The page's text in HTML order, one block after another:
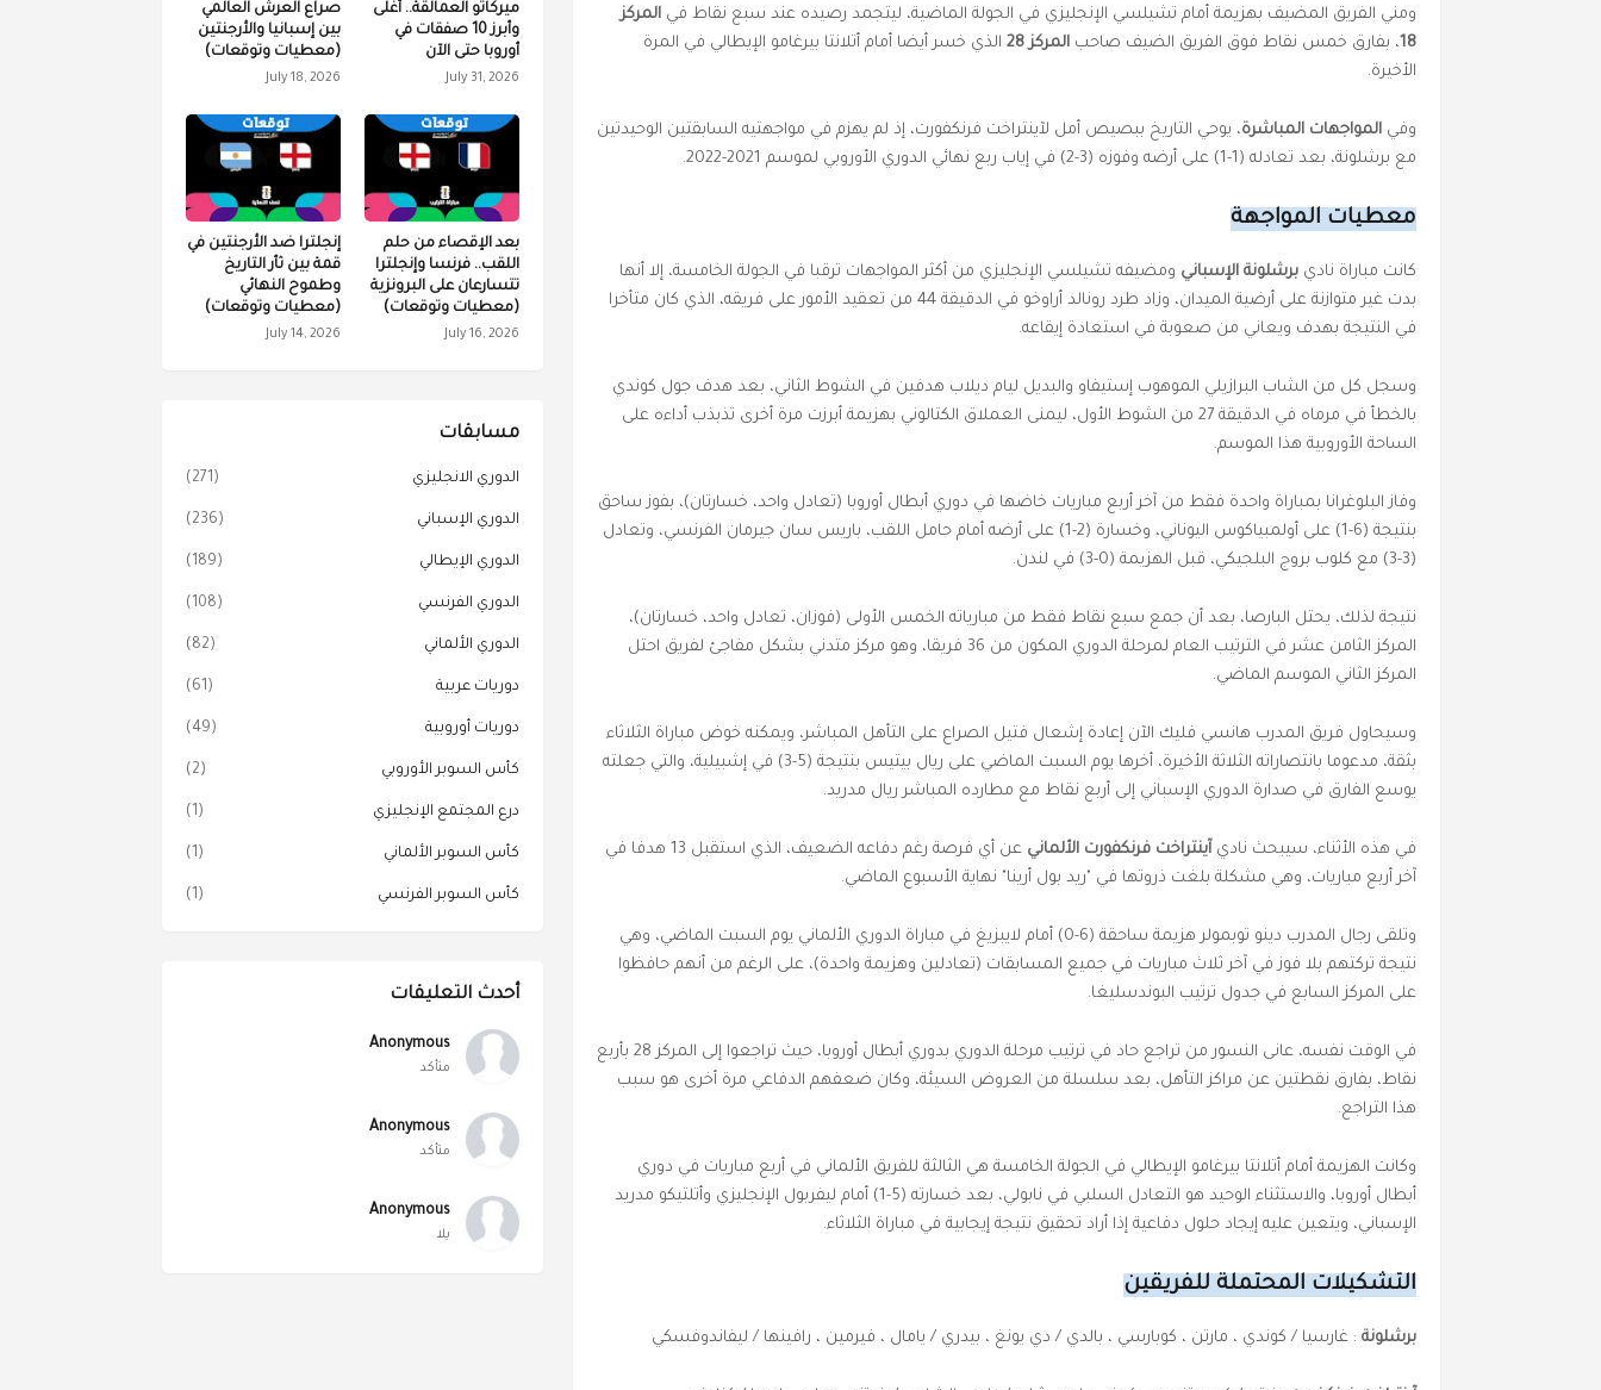
ومني الفريق المضيف بهزيمة أمام تشيلسي الإنجليزي في الجولة الماضية، ليتجمد رصيده عند سبع نقاط فيالمركز
18، بفارق خمس نقاط فوق الفريق الضيف صاحبالمركز 28
الذي خسر أيضا أمام أتلانتا بيرغامو الإيطالي في المرة
الأخيرة.
وفيالمواجهات المباشرة، يوحي التاريخ ببصيص أمل لآينتراخت فرنكفورت، إذ لم يهزم في مواجهتيه السابقتين الوحيدتين
مع برشلونة، بعد تعادله (1-1) على أرضه وفوزه (3-2) في إياب ربع نهائي الدوري الأوروبي لموسم 2021-2022.
معطيات المواجهة
كانت مباراة ناديبرشلونة الإسباني ومضيفه تشيلسي الإنجليزي من أكثر المواجهات ترقبا في الجولة الخامسة، إلا أنها
بدت غير متوازنة على أرضية الميدان، وزاد طرد رونالد أراوخو في الدقيقة 44 من تعقيد الأمور على فريقه، الذي كان متأخرا
في النتيجة بهدف ويعاني من صعوبة في استعادة إيقاعه.
وسجل كل من الشاب البرازيلي الموهوب إستيفاو والبديل ليام ديلاب هدفين في الشوط الثاني، بعد هدف جول كوندي
بالخطأ في مرماه في الدقيقة 27 من الشوط الأول، ليمنى العملاق الكتالوني بهزيمة أبرزت مرة أخرى تذبذب أداءه على
الساحة الأوروبية هذا الموسم.
وفاز البلوغرانا بمباراة واحدة فقط من آخر أربع مباريات خاضها في دوري أبطال أوروبا (تعادل واحد، خسارتان)، بفوز ساحق
بنتيجة (6-1) على أولمبياكوس اليوناني، وخسارة (2-1) على أرضه أمام حامل اللقب، باريس سان جيرمان الفرنسي، وتعادل
(3-3) مع كلوب بروج البلجيكي، قبل الهزيمة (0-3) في لندن.
نتيجة لذلك، يحتل البارصا، بعد أن جمع سبع نقاط فقط من مبارياته الخمس الأولى (فوزان، تعادل واحد، خسارتان)،
المركز الثامن عشر في الترتيب العام لمرحلة الدوري المكون من 36 فريقا، وهو مركز متدني بشكل مفاجئ لفريق احتل
المركز الثاني الموسم الماضي.
وسيحاول فريق المدرب هانسي فليك الآن إعادة إشعال فتيل الصراع على التأهل المباشر، ويمكنه خوض مباراة الثلاثاء
بثقة، مدعوما بانتصاراته الثلاثة الأخيرة، أخرها يوم السبت الماضي على ريال بيتيس بنتيجة (5-3) في إشبيلية، والتي جعلته
يوسع الفارق في صدارة الدوري الإسباني إلى أربع نقاط مع مطارده المباشر ريال مدريد.
في هذه الأثناء، سيبحث ناديآينتراخت فرنكفورت الألماني
عن أي فرصة رغم دفاعه الضعيف، الذي استقبل 13 هدفا في
آخر أربع مباريات، وهي مشكلة بلغت ذروتها في "ريد بول أرينا" نهاية الأسبوع الماضي.
وتلقى رجال المدرب دينو توبمولر هزيمة ساحقة (6-0) أمام لايبزيغ في مباراة الدوري الألماني يوم السبت الماضي، وهي
نتيجة تركتهم بلا فوز في آخر ثلاث مباريات في جميع المسابقات (تعادلين وهزيمة واحدة)، على الرغم من أنهم حافظوا
على المركز السابع في جدول ترتيب البوندسليغا.
في الوقت نفسه، عانى النسور من تراجع حاد في ترتيب مرحلة الدوري بدوري أبطال أوروبا، حيث تراجعوا إلى المركز 28 بأربع
نقاط، بفارق نقطتين عن مراكز التأهل، بعد سلسلة من العروض السيئة، وكان ضعفهم الدفاعي مرة أخرى هو سبب
هذا التراجع.
وكانت الهزيمة أمام أتلانتا بيرغامو الإيطالي في الجولة الخامسة هي الثالثة للفريق الألماني في أربع مباريات في دوري
أبطال أوروبا، والاستثناء الوحيد هو التعادل السلبي في نابولي، بعد خسارته (5-1) أمام ليفربول الإنجليزي وأتلتيكو مدريد
الإسباني، ويتعين عليه إيجاد حلول دفاعية إذا أراد تحقيق نتيجة إيجابية في مباراة الثلاثاء.
التشكيلات المحتملة للفريقين
برشلونة : غارسيا / كوندي ، مارتن ، كوبارسي ، بالدي / دي يونغ ، بيدري / يامال ، فيرمين ، رافينها / ليفاندوفسكي
ميركاتو العمالقة.. أغلى
وأبرز 10 صفقات في
أوروبا حتى الآن
July 31, 2026
صراع العرش العالمي
بين إسبانيا والأرجنتين
(معطيات وتوقعات)
July 18, 2026
بعد الإقصاء من حلم
اللقب.. فرنسا وإنجلترا
تتسارعان على البرونزية
(معطيات وتوقعات)
July 16, 2026
إنجلترا ضد الأرجنتين في
قمة بين ثأر التاريخ
وطموح النهائي
(معطيات وتوقعات)
July 14, 2026
مسابقات
الدوري الانجليزي (271)
الدوري الإسباني (236)
الدوري الإيطالي (189)
الدوري الفرنسي (108)
الدوري الألماني (82)
دوريات عربية (61)
دوريات أوروبية (49)
كأس السوبر الأوروبي (2)
درع المجتمع الإنجليزي (1)
كأس السوبر الألماني (1)
كأس السوبر الفرنسي (1)
أحدث التعليقات
Anonymous
متأكد
Anonymous
متأكد
Anonymous
يلا